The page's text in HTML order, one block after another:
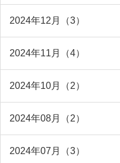
2024年12月（3）
2024年11月（4）
2024年10月（2）
2024年08月（2）
2024年07月（3）